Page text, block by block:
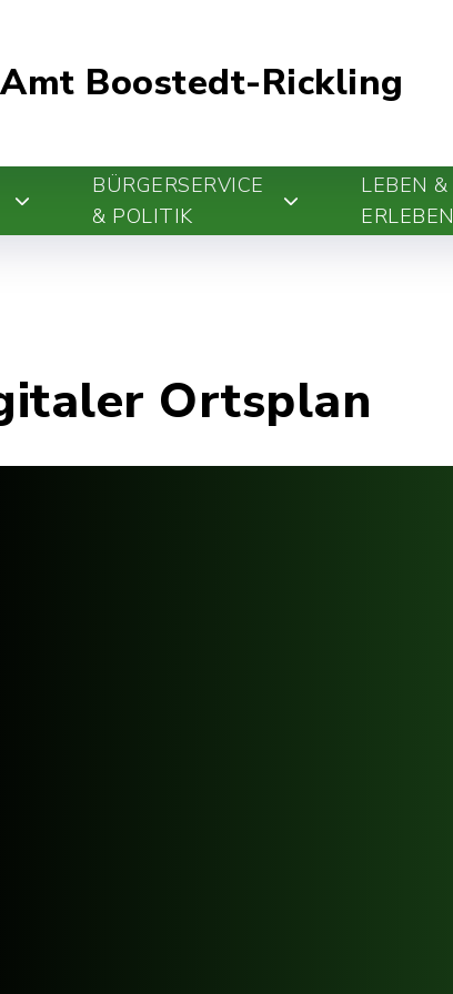
Amt Boostedt-Rickling
BÜRGERSERVICE
& POLITIK
LEBEN &
ERLEBEN
Ortsplan